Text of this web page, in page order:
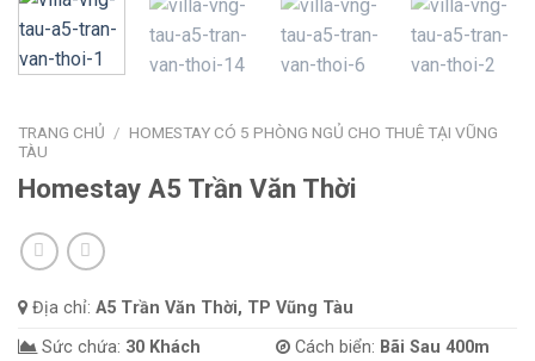
TRANG CHỦ / HOMESTAY CÓ 5 PHÒNG NGỦ CHO THUÊ TẠI VŨNG
TÀU
Homestay A5 Trần Văn Thời
Địa chỉ: A5 Trần Văn Thời, TP Vũng Tàu
Sức chứa: 30 Khách Cách biển: Bãi Sau 400m